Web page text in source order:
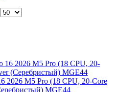
2026 M5 Pro (18 CPU, 20-Core
MGE44